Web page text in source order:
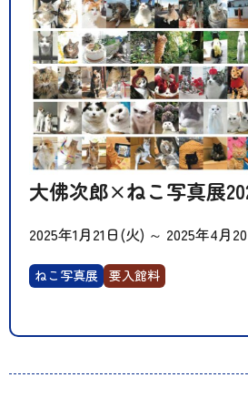
大佛次郎×ねこ写真展
2025年1月21日(火) ～ 2025年4月
ねこ写真展 要入館料